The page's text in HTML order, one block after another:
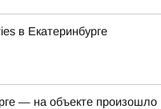
в Екатеринбурге
— на объекте